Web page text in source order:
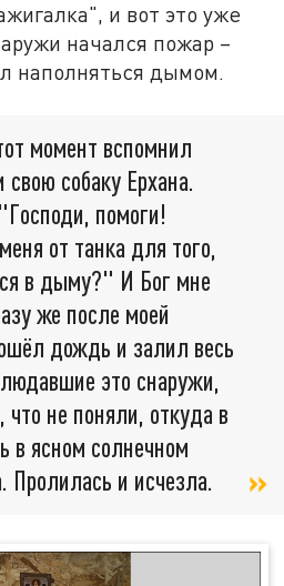
и вот это уже
начался пожар –
наполняться дымом.
момент вспомнил
собаку Ерхана.
помоги!
от танка для того,
в дыму?" И Бог мне
же после моей
дождь и залил весь
это снаружи,
что не поняли, откуда в
в ясном солнечном
Пролилась и исчезла.